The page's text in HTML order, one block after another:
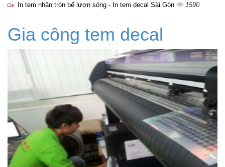
In tem nhãn tròn bế lượn sóng - In tem decal Sài Gòn
1590
Gia công tem decal